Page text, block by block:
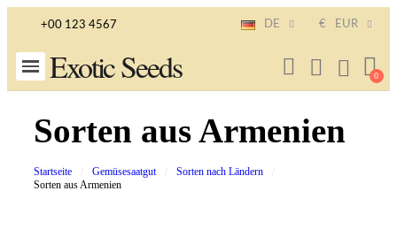
+00 123 4567 DE € EUR
Exotic Seeds
Sorten aus Armenien
Startseite Gemüsesaatgut
Sorten nach Ländern
Sorten aus Armenien